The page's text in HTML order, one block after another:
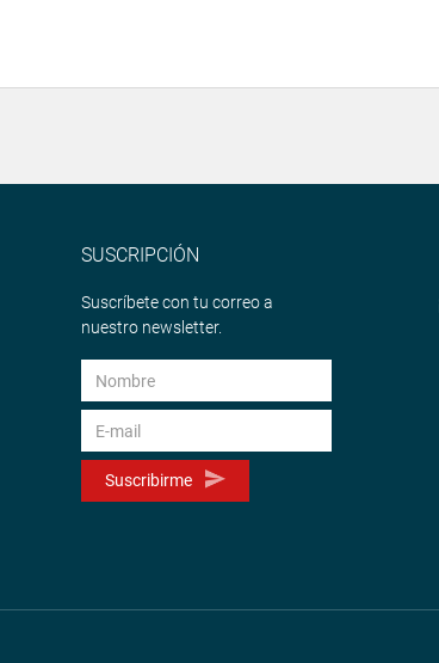
SUSCRIPCIÓN
Suscríbete con tu correo a
nuestro newsletter.
Suscribirme